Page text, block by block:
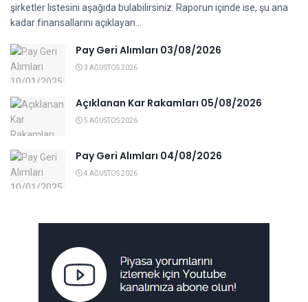
şirketler listesini aşağıda bulabilirsiniz. Raporun içinde ise, şu ana
kadar finansallarını açıklayan...
Pay Geri Alımları 03/08/2026
3 AĞUSTOS 2026
Açıklanan Kar Rakamları 05/08/2026
5 AĞUSTOS 2026
Pay Geri Alımları 04/08/2026
4 AĞUSTOS 2026